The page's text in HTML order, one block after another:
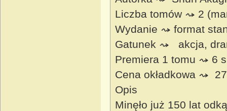
Liczba tomów ⤳ 2
Wydanie ⤳ format
Gatunek ⤳ akcja,
Premiera 1 tomu ⤳ 6
Cena okładkowa ⤳
Opis
Minęło już 150 lat